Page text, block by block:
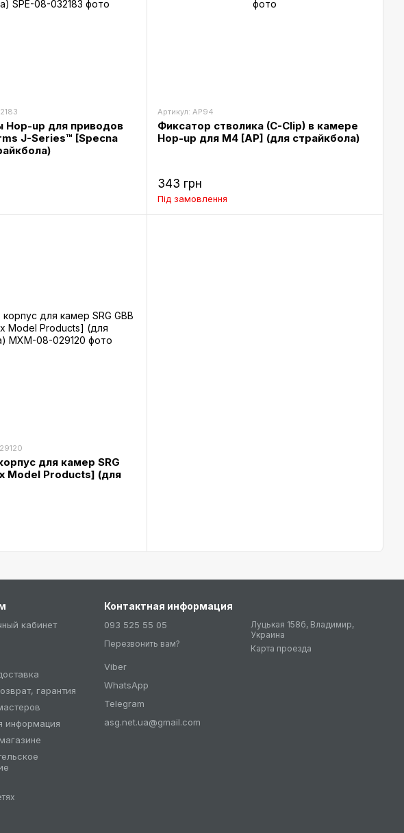
up для приводов
J-Series™ [Specna
Артикул: AP94
Фиксатор стволика (C-Clip) в камере
Hop-up для M4 [AP] (для страйкбола)
343 грн
Під замовлення
для камер SRG
Model Products] (для
кабинет
гарантия
информация
Контактная информация
093 525 55 05
Перезвонить вам?
Viber
WhatsApp
Telegram
asg.net.ua@gmail.com
Луцькая 158б, Владимир,
Украина
Карта проезда